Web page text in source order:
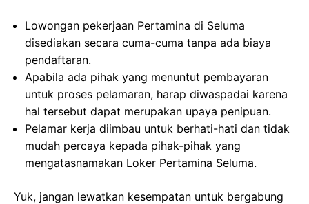
Lowongan pekerjaan Pertamina di Seluma
disediakan secara cuma-cuma tanpa ada biaya
pendaftaran.
Apabila ada pihak yang menuntut pembayaran
untuk proses pelamaran, harap diwaspadai karena
hal tersebut dapat merupakan upaya penipuan.
Pelamar kerja diimbau untuk berhati-hati dan tidak
mudah percaya kepada pihak-pihak yang
mengatasnamakan Loker Pertamina Seluma.
Yuk, jangan lewatkan kesempatan untuk bergabung